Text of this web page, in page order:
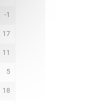
-1
17
11
5
18